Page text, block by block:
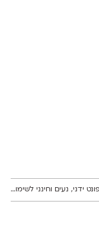
ירדן – פונט ידני, נעים וחינני לשימוש חופשי